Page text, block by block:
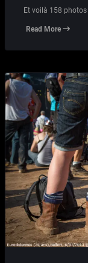
Et voilà 158
Read More